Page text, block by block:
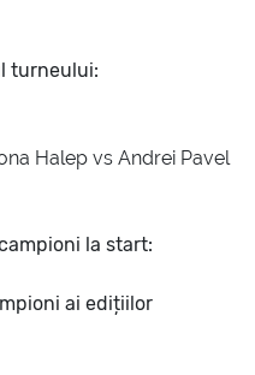
turneului:
Halep vs Andrei Pavel
la start:
ai edițiilor